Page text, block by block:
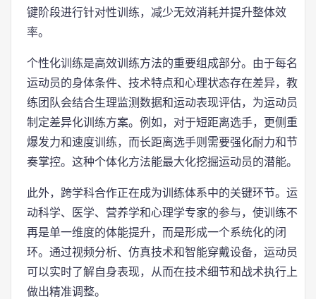
键阶段进行针对性训练，减少无效消耗并提升整体效
率。
个性化训练是高效训练方法的重要组成部分。由于每名
运动员的身体条件、技术特点和心理状态存在差异，教
练团队会结合生理监测数据和运动表现评估，为运动员
制定差异化训练方案。例如，对于短距离选手，更侧重
爆发力和速度训练，而长距离选手则需要强化耐力和节
奏掌控。这种个体化方法能最大化挖掘运动员的潜能。
此外，跨学科合作正在成为训练体系中的关键环节。运
动科学、医学、营养学和心理学专家的参与，使训练不
再是单一维度的体能提升，而是形成一个系统化的闭
环。通过视频分析、仿真技术和智能穿戴设备，运动员
可以实时了解自身表现，从而在技术细节和战术执行上
做出精准调整。